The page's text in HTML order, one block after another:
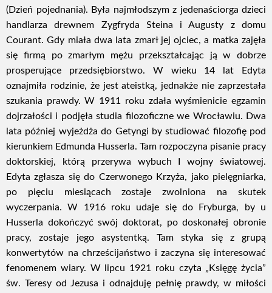
(Dzień pojednania). Była najmłodszym z jedenaściorga dzieci
handlarza drewnem Zygfryda Steina i Augusty z domu
Courant. Gdy miała dwa lata zmarł jej ojciec, a matka zajęła
się firmą po zmarłym mężu przekształcając ją w dobrze
prosperujące przedsiębiorstwo. W wieku 14 lat Edyta
oznajmiła rodzinie, że jest ateistką, jednakże nie zaprzestała
szukania prawdy. W 1911 roku zdała wyśmienicie egzamin
dojrzałości i podjęła studia filozoficzne we Wrocławiu. Dwa
lata później wyjeżdża do Getyngi by studiować filozofię pod
kierunkiem Edmunda Husserla. Tam rozpoczyna pisanie pracy
doktorskiej, którą przerywa wybuch I wojny światowej.
Edyta zgłasza się do Czerwonego Krzyża, jako pielęgniarka,
po pięciu miesiącach zostaje zwolniona na skutek
wyczerpania. W 1916 roku udaje się do Fryburga, by u
Husserla dokończyć swój doktorat, po doskonałej obronie
pracy, zostaje jego asystentką. Tam styka się z grupą
konwertytów na chrześcijaństwo i zaczyna się interesować
fenomenem wiary. W lipcu 1921 roku czyta „Księgę życia”
św. Teresy od Jezusa i odnajduję pełnię prawdy, w miłości